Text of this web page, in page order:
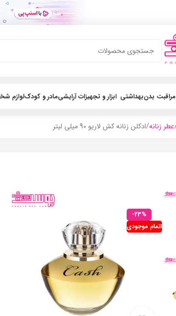
مراقبت بدنبهداشتی ابزار و تجهیزات آرایشیمادر و کودکلوازم
عطر زنانه ادکلن زنانه کش لاریو 90 میلی لیتر
-23%
اتمام موجودی